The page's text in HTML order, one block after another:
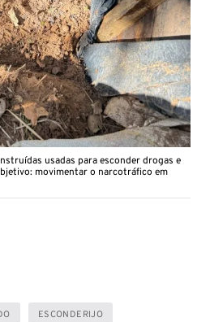
usadas para esconder drogas e
movimentar o narcotráfico em
ESCONDERIJO